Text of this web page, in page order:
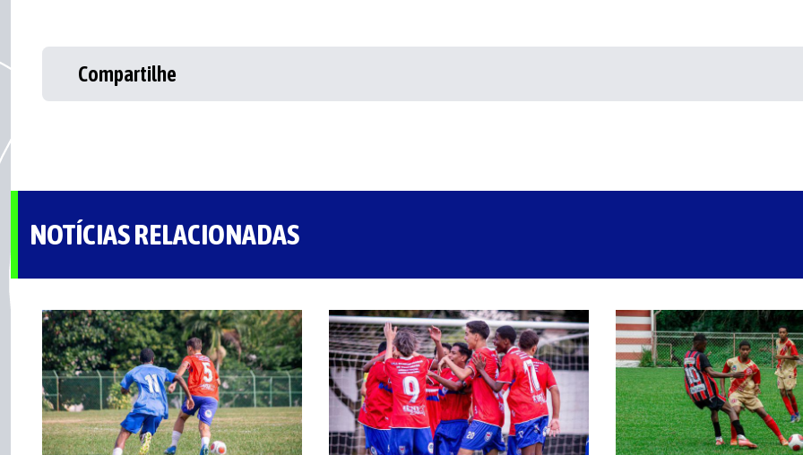
Compartilhe
NOTÍCIAS RELACIONADAS